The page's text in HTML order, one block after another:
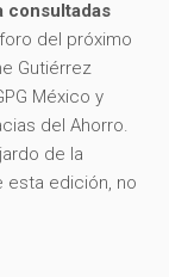
consultadas
del próximo
Gutiérrez
México y
del Ahorro.
de la
esta edición, no